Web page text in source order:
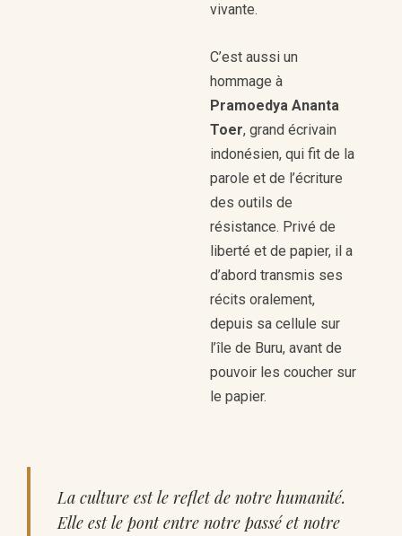
vivante.
C’est aussi un
hommage à
Pramoedya Ananta
Toer, grand écrivain
indonésien, qui fit de la
parole et de l’écriture
des outils de
résistance. Privé de
liberté et de papier, il a
d’abord transmis ses
récits oralement,
depuis sa cellule sur
l’île de Buru, avant de
pouvoir les coucher sur
le papier.
La culture est le reflet de notre humanité.
Elle est le pont entre notre passé et notre